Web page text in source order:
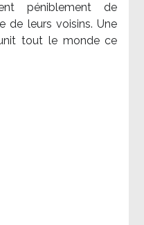
péniblement de
de leurs voisins. Une
tout le monde ce